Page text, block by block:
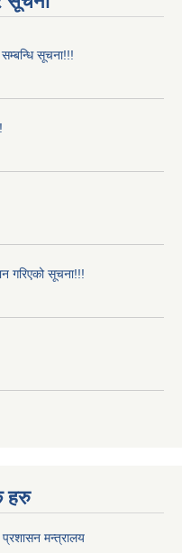
सूचना!!!
गरिएको सूचना!!!
हरु
प्रशासन मन्त्रालय